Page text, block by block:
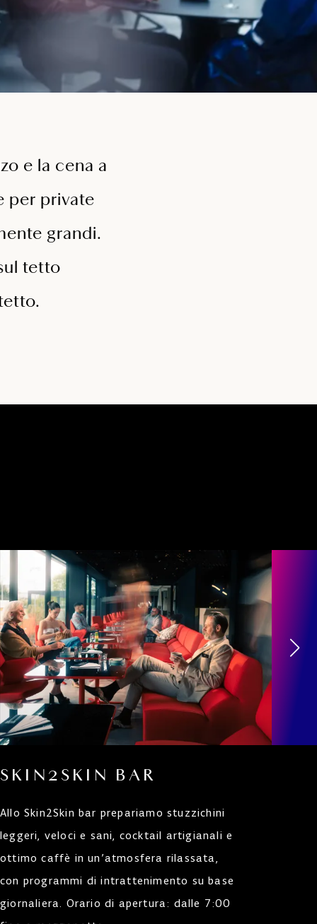
e la cena a
per private
grandi.
tetto
SKIN2SKIN BAR
Allo Skin2Skin bar prepariamo stuzzichini
leggeri, veloci e sani, cocktail artigianali e
ottimo caffè in un’atmosfera rilassata,
con programmi di intrattenimento su base
giornaliera. Orario di apertura: dalle 7:00